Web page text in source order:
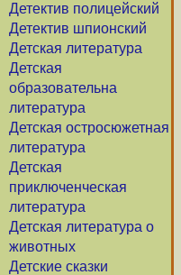
Детектив полицейский
Детектив шпионский
Детская литература
Детская
образовательна
литература
Детская остросюжетная
литература
Детская
приключенческая
литература
Детская литература о
животных
Детские сказки